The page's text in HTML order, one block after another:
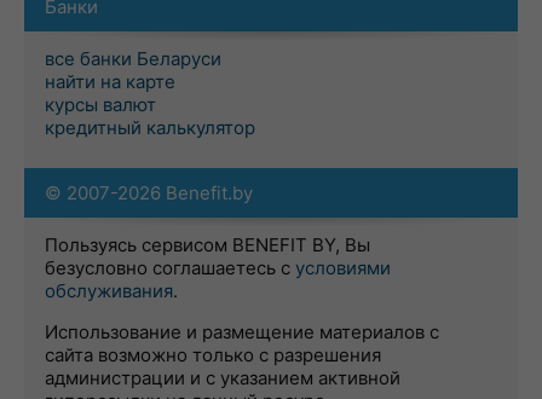
Банки
все банки Беларуси
найти на карте
курсы валют
кредитный калькулятор
© 2007-2026 Benefit.by
Пользуясь сервисом BENEFIT BY, Вы
безусловно соглашаетесь с условиями
обслуживания.
Использование и размещение материалов с
сайта возможно только с разрешения
администрации и с указанием активной